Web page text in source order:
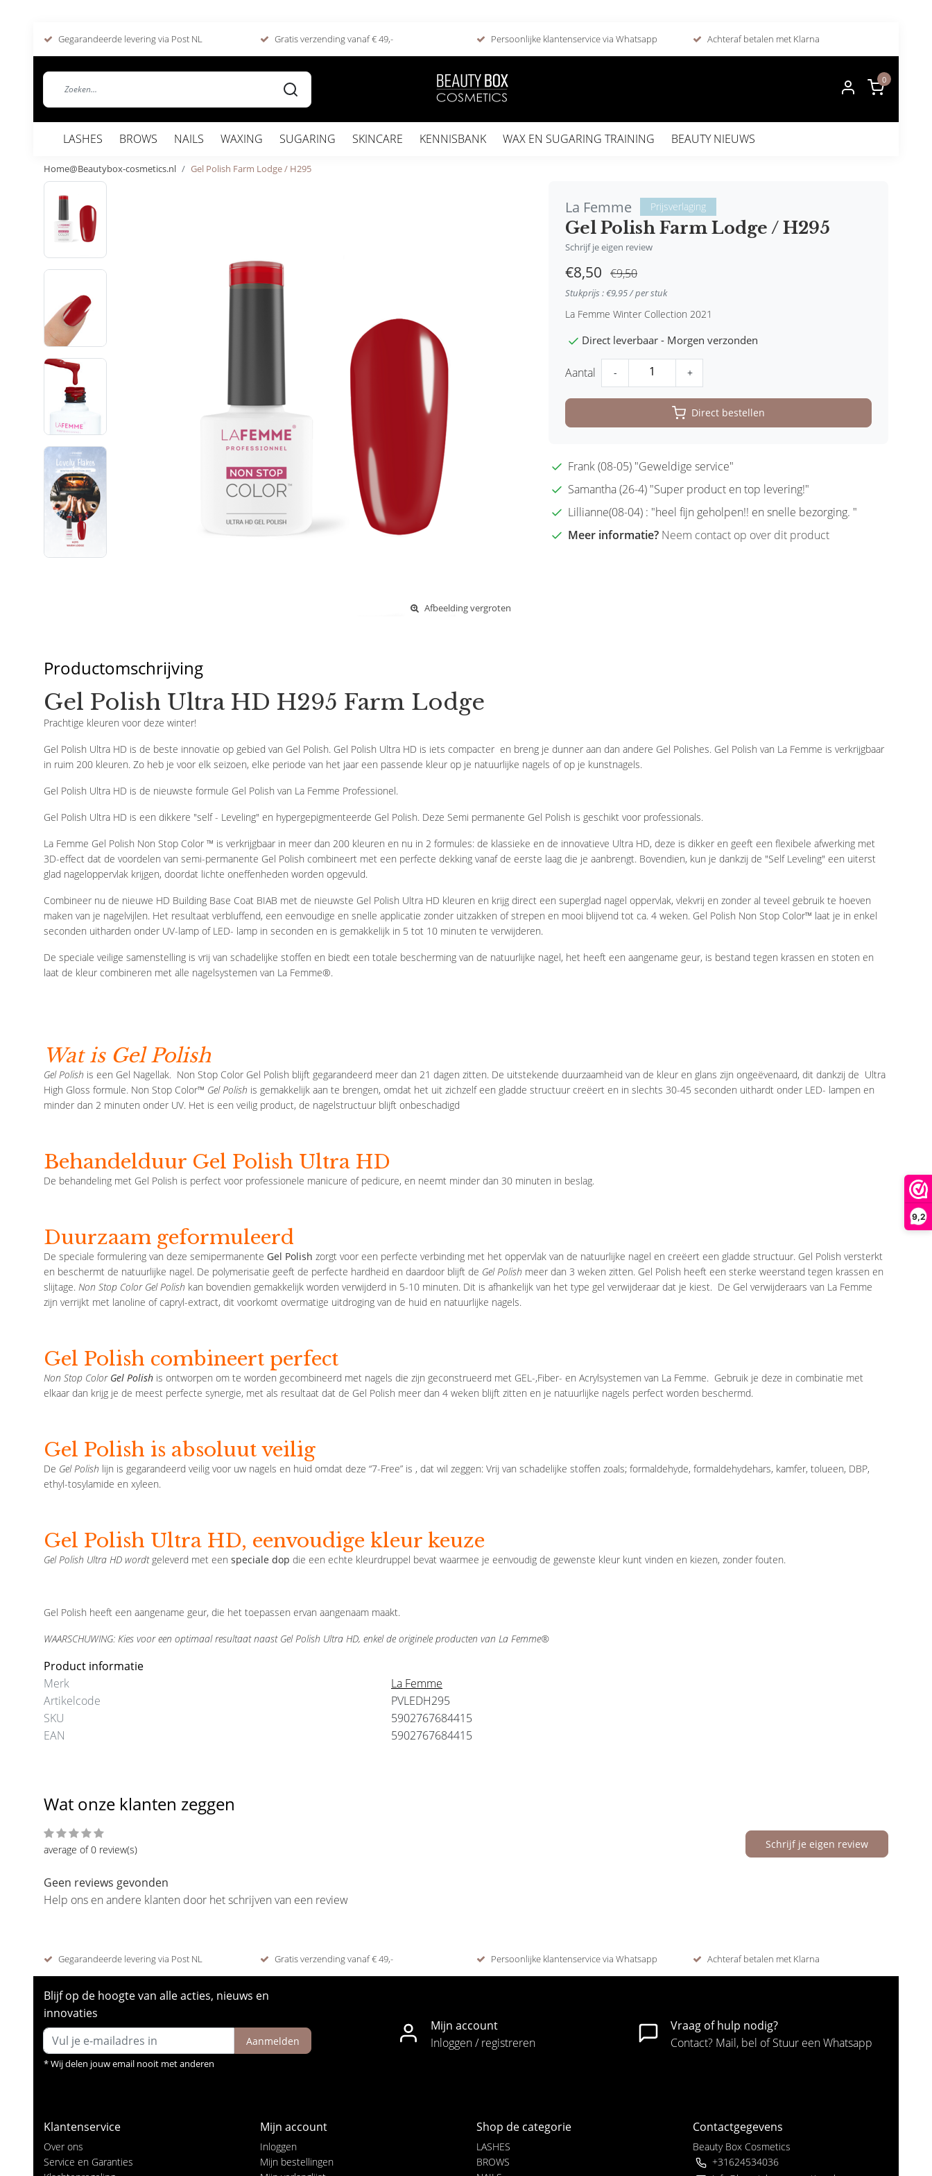
9,2
Gegarandeerde levering via Post NL Gratis verzending vanaf € 49,- Persoonlijke klantenservice via Whatsapp Achteraf betalen met Klarna
0
LASHES BROWS NAILS WAXING SUGARING SKINCARE KENNISBANK WAX EN SUGARING TRAINING BEAUTY NIEUWS
Home@Beautybox-cosmetics.nl Gel Polish Farm Lodge / H295
Afbeelding vergroten
La Femme Prijsverlaging
Gel Polish Farm Lodge / H295
Schrijf je eigen review
€8,50 €9,50
Stukprijs : €9,95 / per stuk
La Femme Winter Collection 2021
Direct leverbaar - Morgen verzonden
Aantal - +
Direct bestellen
Frank (08-05) "Geweldige service"
Samantha (26-4) "Super product en top levering!"
Lillianne(08-04) : "heel fijn geholpen!! en snelle bezorging. "
Meer informatie? Neem contact op over dit product
Productomschrijving
Gel Polish Ultra HD H295 Farm Lodge
Prachtige kleuren voor deze winter!
Gel Polish Ultra HD is de beste innovatie op gebied van Gel Polish. Gel Polish Ultra HD is iets compacter en breng je dunner aan dan andere Gel Polishes. Gel Polish van La Femme is verkrijgbaar
in ruim 200 kleuren. Zo heb je voor elk seizoen, elke periode van het jaar een passende kleur op je natuurlijke nagels of op je kunstnagels.
Gel Polish Ultra HD is de nieuwste formule Gel Polish van La Femme Professionel.
Gel Polish Ultra HD is een dikkere "self - Leveling" en hypergepigmenteerde Gel Polish. Deze Semi permanente Gel Polish is geschikt voor professionals.
La Femme Gel Polish Non Stop Color ™ is verkrijgbaar in meer dan 200 kleuren en nu in 2 formules: de klassieke en de innovatieve Ultra HD, deze is dikker en geeft een flexibele afwerking met
3D-effect dat de voordelen van semi-permanente Gel Polish combineert met een perfecte dekking vanaf de eerste laag die je aanbrengt. Bovendien, kun je dankzij de "Self Leveling" een uiterst
glad nageloppervlak krijgen, doordat lichte oneffenheden worden opgevuld.
Combineer nu de nieuwe HD Building Base Coat BIAB met de nieuwste Gel Polish Ultra HD kleuren en krijg direct een superglad nagel oppervlak, vlekvrij en zonder al teveel gebruik te hoeven
maken van je nagelvijlen. Het resultaat verbluffend, een eenvoudige en snelle applicatie zonder uitzakken of strepen en mooi blijvend tot ca. 4 weken. Gel Polish Non Stop Color™ laat je in enkel
seconden uitharden onder UV-lamp of LED- lamp in seconden en is gemakkelijk in 5 tot 10 minuten te verwijderen.
De speciale veilige samenstelling is vrij van schadelijke stoffen en biedt een totale bescherming van de natuurlijke nagel, het heeft een aangename geur, is bestand tegen krassen en stoten en
laat de kleur combineren met alle nagelsystemen van La Femme®.
Wat is Gel Polish
Gel Polish is een Gel Nagellak. Non Stop Color Gel Polish blijft gegarandeerd meer dan 21 dagen zitten. De uitstekende duurzaamheid van de kleur en glans zijn ongeëvenaard, dit dankzij de Ultra
High Gloss formule. Non Stop Color™ Gel Polish is gemakkelijk aan te brengen, omdat het uit zichzelf een gladde structuur creëert en in slechts 30-45 seconden uithardt onder LED- lampen en
minder dan 2 minuten onder UV. Het is een veilig product, de nagelstructuur blijft onbeschadigd
Behandelduur Gel Polish Ultra HD
De behandeling met Gel Polish is perfect voor professionele manicure of pedicure, en neemt minder dan 30 minuten in beslag.
Duurzaam geformuleerd
De speciale formulering van deze semipermanente Gel Polish zorgt voor een perfecte verbinding met het oppervlak van de natuurlijke nagel en creëert een gladde structuur. Gel Polish versterkt
en beschermt de natuurlijke nagel. De polymerisatie geeft de perfecte hardheid en daardoor blijft de Gel Polish meer dan 3 weken zitten. Gel Polish heeft een sterke weerstand tegen krassen en
slijtage. Non Stop Color Gel Polish kan bovendien gemakkelijk worden verwijderd in 5-10 minuten. Dit is afhankelijk van het type gel verwijderaar dat je kiest. De Gel verwijderaars van La Femme
zijn verrijkt met lanoline of capryl-extract, dit voorkomt overmatige uitdroging van de huid en natuurlijke nagels.
Gel Polish combineert perfect
Non Stop ColorGel Polish is ontworpen om te worden gecombineerd met nagels die zijn geconstrueerd met GEL-,Fiber- en Acrylsystemen van La Femme. Gebruik je deze in combinatie met
elkaar dan krijg je de meest perfecte synergie, met als resultaat dat de Gel Polish meer dan 4 weken blijft zitten en je natuurlijke nagels perfect worden beschermd.
Gel Polish is absoluut veilig
De Gel Polish lijn is gegarandeerd veilig voor uw nagels en huid omdat deze “7-Free” is , dat wil zeggen: Vrij van schadelijke stoffen zoals; formaldehyde, formaldehydehars, kamfer, tolueen, DBP,
ethyl-tosylamide en xyleen.
Gel Polish Ultra HD, eenvoudige kleur keuze
Gel Polish Ultra HD wordtgeleverd met een speciale dop die een echte kleurdruppel bevat waarmee je eenvoudig de gewenste kleur kunt vinden en kiezen, zonder fouten.
Gel Polish heeft een aangename geur, die het toepassen ervan aangenaam maakt.
WAARSCHUWING: Kies voor een optimaal resultaat naast Gel Polish Ultra HD, enkel de originele producten van La Femme®
Product informatie
Merk
La Femme
Artikelcode
PVLEDH295
SKU
5902767684415
EAN
5902767684415
Wat onze klanten zeggen
average of 0 review(s) Schrijf je eigen review
Geen reviews gevonden
Help ons en andere klanten door het schrijven van een review
Gegarandeerde levering via Post NL Gratis verzending vanaf € 49,- Persoonlijke klantenservice via Whatsapp Achteraf betalen met Klarna
Blijf op de hoogte van alle acties, nieuws en
innovaties
Aanmelden
* Wij delen jouw email nooit met anderen
Mijn account
Inloggen / registreren
Vraag of hulp nodig?
Contact? Mail, bel of Stuur een Whatsapp
Klantenservice
Over ons
Service en Garanties
Mijn account
Inloggen
Mijn bestellingen
Shop de categorie
LASHES
BROWS
Contactgegevens
Beauty Box Cosmetics
+31624534036